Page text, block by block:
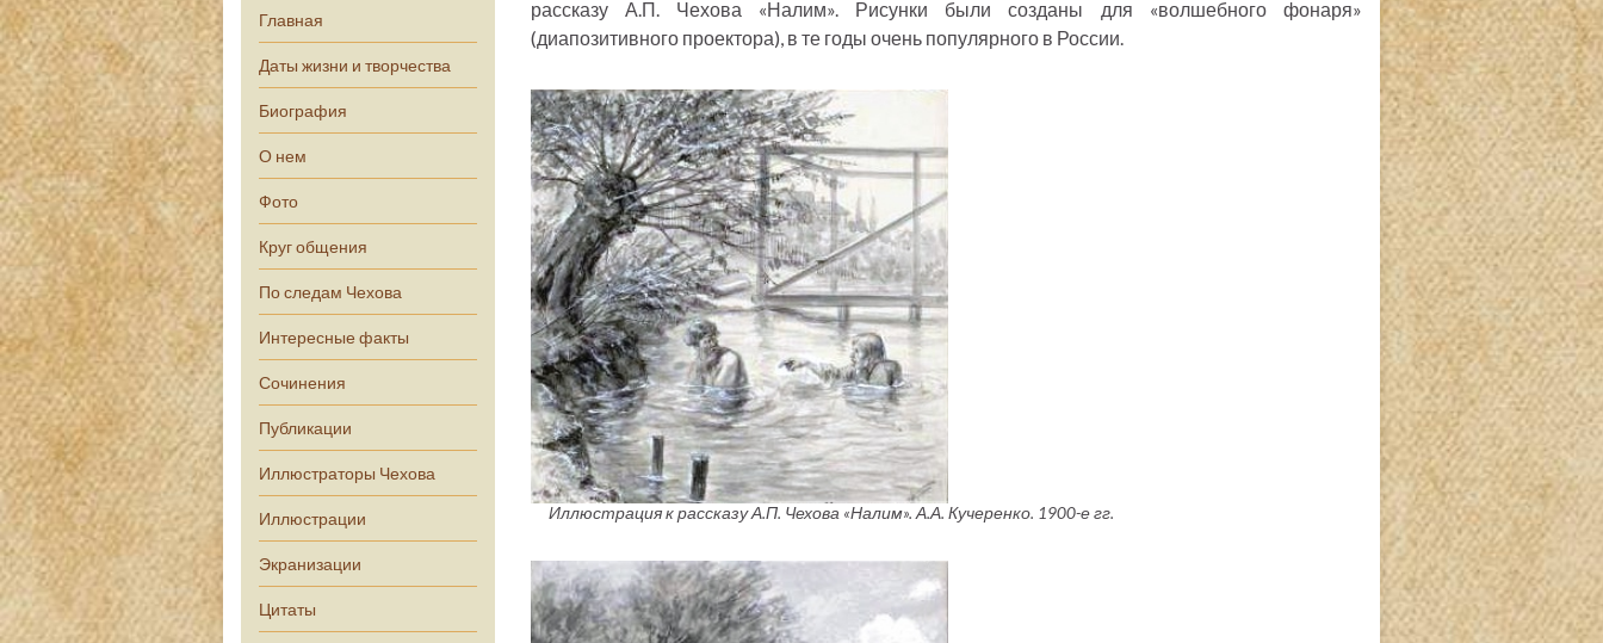
Главная
Даты жизни и творчества
Биография
О нем
Фото
Круг общения
По следам Чехова
Интересные факты
Сочинения
Публикации
Иллюстраторы Чехова
Иллюстрации
Экранизации
Цитаты
рассказу А.П. Чехова «Налим». Рисунки были созданы для «волшебного фонаря»
(диапозитивного проектора), в те годы очень популярного в России.
Иллюстрация к рассказу А.П. Чехова «Налим». А.А. Кучеренко. 1900-е гг.